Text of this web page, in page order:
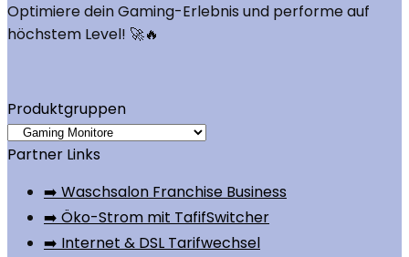
Optimiere dein Gaming-Erlebnis und performe auf
höchstem Level! 🚀🔥
Produktgruppen
Partner Links
➡️ Waschsalon Franchise Business
➡️ Öko-Strom mit TafifSwitcher
➡️ Internet & DSL Tarifwechsel